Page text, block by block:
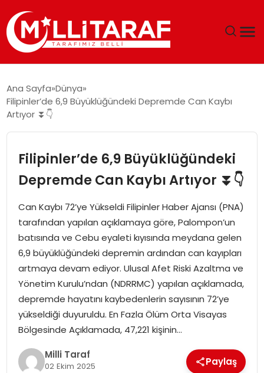
ÖZEL SAYFALAR
EKONOMI
SIYASET
MAGAZIN
Ana Sayfa Dünya
Filipinler’de 6,9 Büyüklüğündeki Depremde Can Kaybı
Artıyor ⏬👇
Filipinler’de 6,9 Büyüklüğündeki
Depremde Can Kaybı Artıyor ⏬👇
Can Kaybı 72’ye Yükseldi Filipinler Haber Ajansı (PNA)
tarafından yapılan açıklamaya göre, Palompon’un
batısında ve Cebu eyaleti kıyısında meydana gelen
6,9 büyüklüğündeki depremin ardından can kayıpları
artmaya devam ediyor. Ulusal Afet Riski Azaltma ve
Yönetim Kurulu’ndan (NDRRMC) yapılan açıklamada,
depremde hayatını kaybedenlerin sayısının 72’ye
yükseldiği duyuruldu. En Fazla Ölüm Orta Visayas
Bölgesinde Açıklamada, 47,221 kişinin…
Milli Taraf
02 Ekim 2025 Paylaş